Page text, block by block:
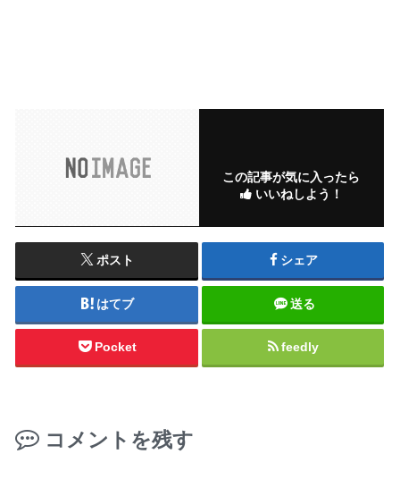
この記事が気に入ったら
いいねしよう！
ポスト シェア
はてブ 送る
Pocket feedly
コメントを残す